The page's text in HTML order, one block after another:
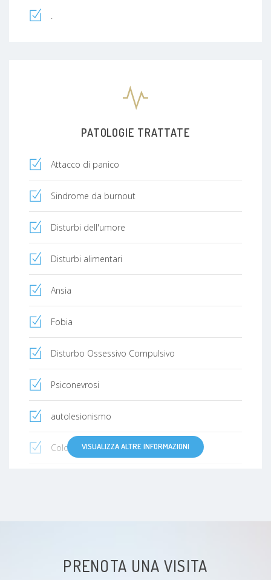
.
PATOLOGIE TRATTATE
Attacco di panico
Sindrome da burnout
Disturbi dell'umore
Disturbi alimentari
Ansia
Fobia
Disturbo Ossessivo Compulsivo
Psiconevrosi
autolesionismo
Colon irritabile
Dipendenza affettiva
VISUALIZZA ALTRE INFORMAZIONI
PRENOTA UNA VISITA